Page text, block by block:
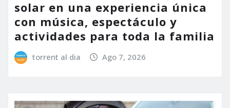
solar en una experiencia única
con música, espectáculo y
actividades para toda la familia
torrent al dia Ago 7, 2026